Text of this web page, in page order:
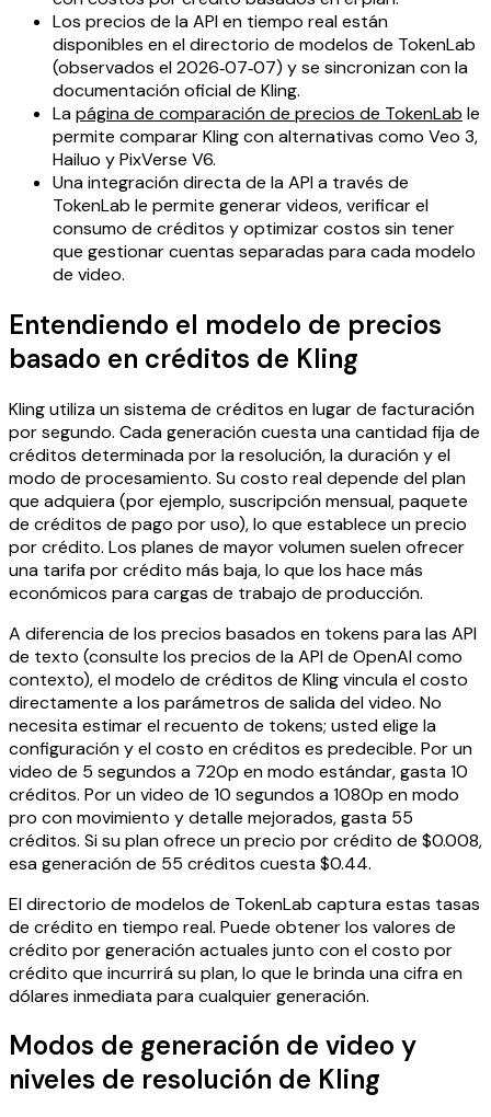
Los precios de la API en tiempo real están
disponibles en el directorio de modelos de TokenLab
(observados el 2026‑07‑07) y se sincronizan con la
documentación oficial de Kling.
Lapágina de comparación de precios de TokenLab le
permite comparar Kling con alternativas como Veo 3,
Hailuo y PixVerse V6.
Una integración directa de la API a través de
TokenLab le permite generar videos, verificar el
consumo de créditos y optimizar costos sin tener
que gestionar cuentas separadas para cada modelo
de video.
Entendiendo el modelo de precios
basado en créditos de Kling
Kling utiliza un sistema de créditos en lugar de facturación
por segundo. Cada generación cuesta una cantidad fija de
créditos determinada por la resolución, la duración y el
modo de procesamiento. Su costo real depende del plan
que adquiera (por ejemplo, suscripción mensual, paquete
de créditos de pago por uso), lo que establece un precio
por crédito. Los planes de mayor volumen suelen ofrecer
una tarifa por crédito más baja, lo que los hace más
económicos para cargas de trabajo de producción.
A diferencia de los precios basados en tokens para las API
de texto (consulte los precios de la API de OpenAI como
contexto), el modelo de créditos de Kling vincula el costo
directamente a los parámetros de salida del video. No
necesita estimar el recuento de tokens; usted elige la
configuración y el costo en créditos es predecible. Por un
video de 5 segundos a 720p en modo estándar, gasta 10
créditos. Por un video de 10 segundos a 1080p en modo
pro con movimiento y detalle mejorados, gasta 55
créditos. Si su plan ofrece un precio por crédito de $0.008,
esa generación de 55 créditos cuesta $0.44.
El directorio de modelos de TokenLab captura estas tasas
de crédito en tiempo real. Puede obtener los valores de
crédito por generación actuales junto con el costo por
crédito que incurrirá su plan, lo que le brinda una cifra en
dólares inmediata para cualquier generación.
Modos de generación de video y
niveles de resolución de Kling